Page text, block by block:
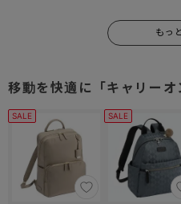
もっ
移動を快適に「キャリーオ
SALE SALE